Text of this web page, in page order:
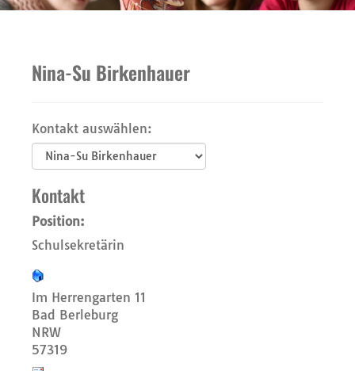
Nina-Su Birkenhauer
Kontakt auswählen:
Kontakt
Position:
Schulsekretärin
Im Herrengarten 11
Bad Berleburg
NRW
57319